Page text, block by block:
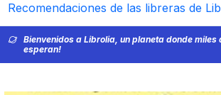
Recomendaciones de las libreras de
Bienvenidos a Librolia, un planeta donde miles
esperan!